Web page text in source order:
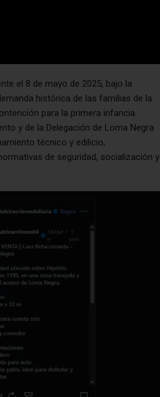
el 8 de mayo de 2025, bajo la
histórica de las familias de la
para la primera infancia.
y de la Delegación de Loma Negra
técnico y edilicio,
de seguridad, socialización y